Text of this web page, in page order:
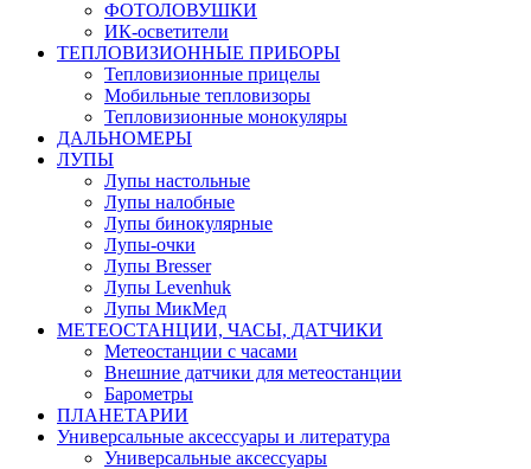
ФОТОЛОВУШКИ
ИК-осветители
ТЕПЛОВИЗИОННЫЕ ПРИБОРЫ
Тепловизионные прицелы
Мобильные тепловизоры
Тепловизионные монокуляры
ДАЛЬНОМЕРЫ
ЛУПЫ
Лупы настольные
Лупы налобные
Лупы бинокулярные
Лупы-очки
Лупы Bresser
Лупы Levenhuk
Лупы МикМед
МЕТЕОСТАНЦИИ, ЧАСЫ, ДАТЧИКИ
Метеостанции с часами
Внешние датчики для метеостанции
Барометры
ПЛАНЕТАРИИ
Универсальные аксессуары и литература
Универсальные аксессуары